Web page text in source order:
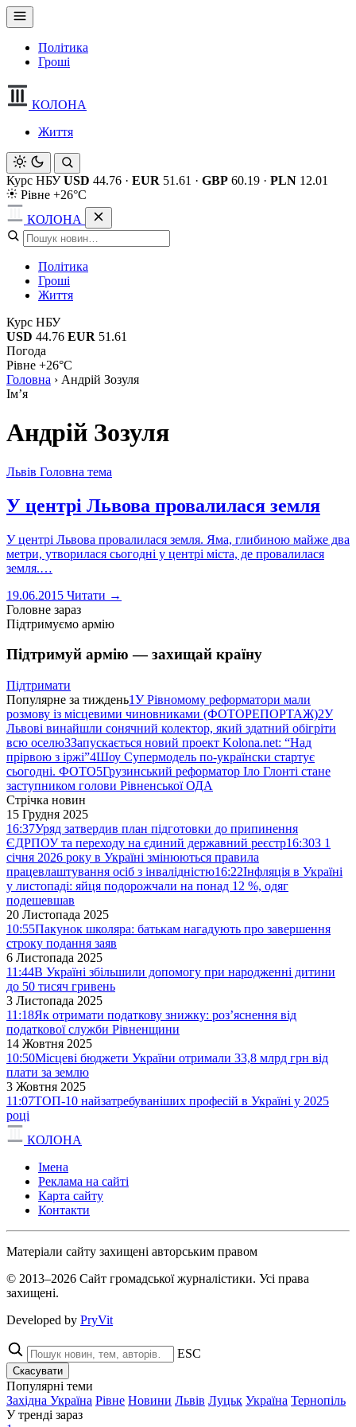
Політика
Гроші
КОЛОНА
Життя
Курс НБУ USD 44.76 · EUR 51.61 · GBP 60.19 · PLN 12.01
Рівне +26°C
КОЛОНА
Політика
Гроші
Життя
Курс НБУ
USD 44.76 EUR 51.61
Погода
Рівне +26°C
Головна › Андрій Зозуля
Імʼя
Андрій Зозуля
Львів Головна тема
У центрі Львова провалилася земля
У центрі Львова провалилася земля. Яма, глибиною майже два
метри, утворилася сьогодні у центрі міста, де провалилася
земля.…
19.06.2015 Читати →
Головне зараз
Підтримуємо армію
Підтримуй армію — захищай країну
Підтримати
Популярне за тиждень1У Рівномому реформатори мали
розмову із місцевими чиновниками (ФОТОРЕПОРТАЖ)2У
Львові винайшли сонячний колектор, який здатний обігріти
всю оселю3Запускається новий проект Kolona.net: “Над
прірвою з іржі”4Шоу Супермодель по-українски стартує
сьогодні. ФОТО5Грузинський реформатор Іло Глонті стане
заступником голови Рівненської ОДА
Стрічка новин
15 Грудня 2025
16:37Уряд затвердив план підготовки до припинення
ЄДРПОУ та переходу на єдиний державний реєстр16:30З 1
січня 2026 року в Україні змінюються правила
працевлаштування осіб з інвалідністю16:22Інфляція в Україні
у листопаді: яйця подорожчали на понад 12 %, одяг
подешевшав
20 Листопада 2025
10:55Пакунок школяра: батькам нагадують про завершення
строку подання заяв
6 Листопада 2025
11:44В Україні збільшили допомогу при народженні дитини
до 50 тисяч гривень
3 Листопада 2025
11:18Як отримати податкову знижку: роз’яснення від
податкової служби Рівненщини
14 Жовтня 2025
10:50Місцеві бюджети України отримали 33,8 млрд грн від
плати за землю
3 Жовтня 2025
11:07ТОП-10 найзатребуваніших професій в Україні у 2025
році
КОЛОНА
Імена
Реклама на сайті
Карта сайту
Контакти
Матеріали сайту захищені авторським правом
© 2013–2026 Сайт громадської журналістики. Усі права
захищені.
Developed by PryVit
ESC
Скасувати
Популярні теми
Західна Україна Рівне Новини Львів Луцьк Україна Тернопіль
У тренді зараз